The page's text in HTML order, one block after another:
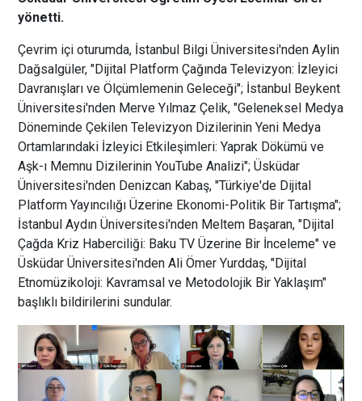
yönetti.
Çevrim içi oturumda, İstanbul Bilgi Üniversitesi'nden Aylin
Dağsalgüler, "Dijital Platform Çağında Televizyon: İzleyici
Davranışları ve Ölçümlemenin Geleceği"; İstanbul Beykent
Üniversitesi'nden Merve Yılmaz Çelik, "Geleneksel Medya
Döneminde Çekilen Televizyon Dizilerinin Yeni Medya
Ortamlarındaki İzleyici Etkileşimleri: Yaprak Dökümü ve
Aşk-ı Memnu Dizilerinin YouTube Analizi"; Üsküdar
Üniversitesi'nden Denizcan Kabaş, "Türkiye'de Dijital
Platform Yayıncılığı Üzerine Ekonomi-Politik Bir Tartışma";
İstanbul Aydın Üniversitesi'nden Meltem Başaran, "Dijital
Çağda Kriz Haberciliği: Baku TV Üzerine Bir İnceleme" ve
Üsküdar Üniversitesi'nden Ali Ömer Yurddaş, "Dijital
Etnomüzikoloji: Kavramsal ve Metodolojik Bir Yaklaşım"
başlıklı bildirilerini sundular.